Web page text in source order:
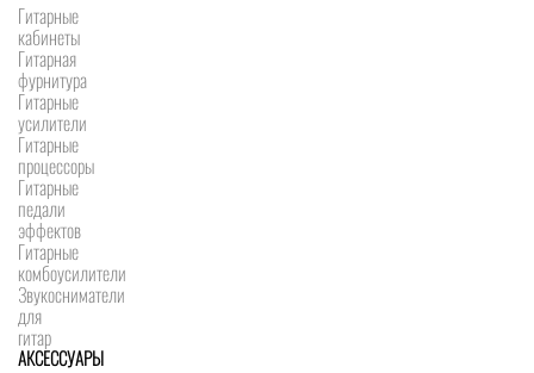
Гитарные
кабинеты
Гитарная
фурнитура
Гитарные
усилители
Гитарные
процессоры
Гитарные
педали
эффектов
Гитарные
комбоусилители
Звукосниматели
для
гитар
АКСЕССУАРЫ